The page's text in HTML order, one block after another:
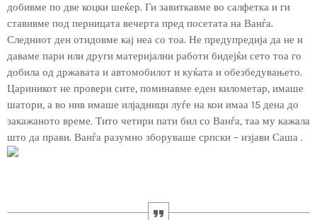
добивме по две коцки шеќер. Ги завиткавме во салфетка и ги
ставивме под перницата вечерта пред посетата на Ванѓа.
Следниот ден отидовме кај неа со тоа. Не предупредија да не и
даваме пари или други материјални работи бидејќи сето тоа го
добила од државата и автомобилот и куќата и обезбедувањето.
Цариникот не провери сите, поминавме еден километар, имаше
шатори, а во нив имаше илјадници луѓе на кои имаа 15 дена до
закажаното време. Тито четири пати бил со Ванѓа, таа му кажала
што да прави. Ванѓа разумно зборуваше српски – изјави Саша .